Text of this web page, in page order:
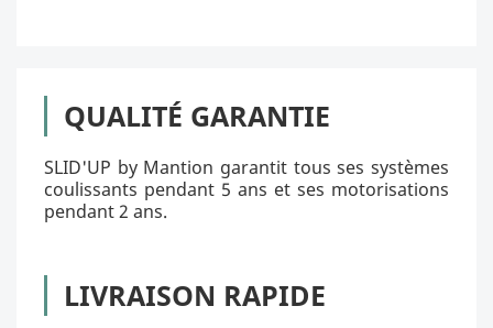
QUALITÉ GARANTIE
SLID'UP by Mantion garantit tous ses systèmes
coulissants pendant 5 ans et ses motorisations
pendant 2 ans.
LIVRAISON RAPIDE